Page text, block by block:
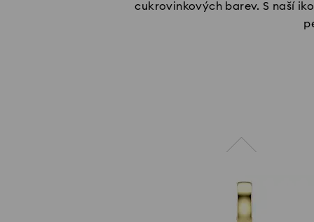
cukrovinkových barev. S naší